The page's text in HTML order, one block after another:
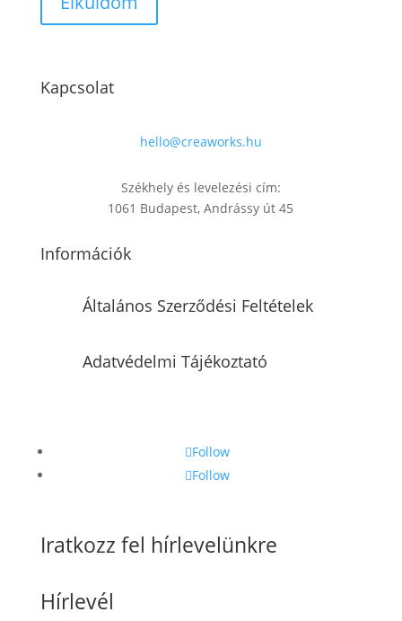
Kapcsolat
hello@creaworks.hu
Székhely és levelezési cím:
1061 Budapest, Andrássy út 45
Információk
Általános Szerződési Feltételek
Adatvédelmi Tájékoztató
Follow
Follow
Iratkozz fel hírlevelünkre
Hírlevél